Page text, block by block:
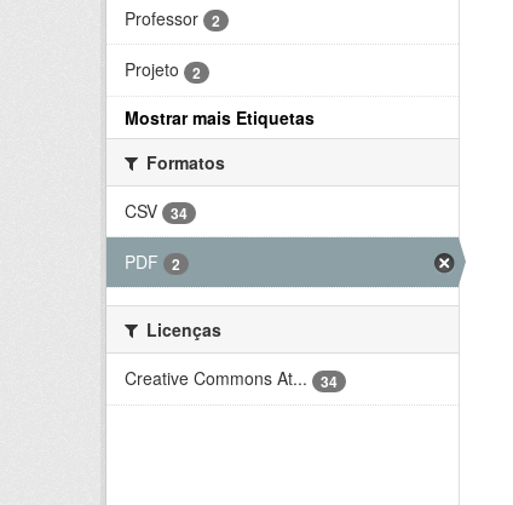
Professor 2
Projeto 2
Mostrar mais Etiquetas
Formatos
CSV
34
PDF 2
Licenças
Creative Commons At...
34